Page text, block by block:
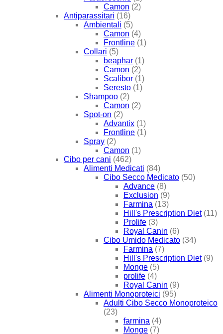
Camon (2)
Antiparassitari (16)
Ambientali (5)
Camon (4)
Frontline (1)
Collari (5)
beaphar (1)
Camon (2)
Scalibor (1)
Seresto (1)
Shampoo (2)
Camon (2)
Spot-on (2)
Advantix (1)
Frontline (1)
Spray (2)
Camon (1)
Cibo per cani (462)
Alimenti Medicati (84)
Cibo Secco Medicato (50)
Advance (8)
Exclusion (9)
Farmina (13)
Hill's Prescription Diet (11)
Prolife (3)
Royal Canin (6)
Cibo Umido Medicato (34)
Farmina (7)
Hill's Prescription Diet (9)
Monge (5)
prolife (4)
Royal Canin (9)
Alimenti Monoproteici (95)
Adulti Cibo Secco Monoproteico
(23)
farmina (4)
Monge (7)